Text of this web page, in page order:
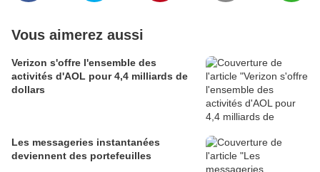
Vous aimerez aussi
Verizon s'offre l'ensemble des
activités d'AOL pour 4,4 milliards de
dollars
Les messageries instantanées
deviennent des portefeuilles